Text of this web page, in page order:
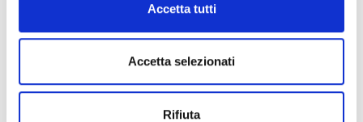
Accetta tutti
Accetta selezionati
Rifiuta
torna ai top eventi
IL CONTENUTO VI È STATO UTILE?